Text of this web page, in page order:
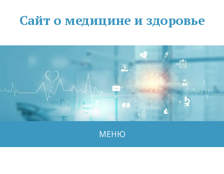
Сайт о медицине и здоровье
МЕНЮ